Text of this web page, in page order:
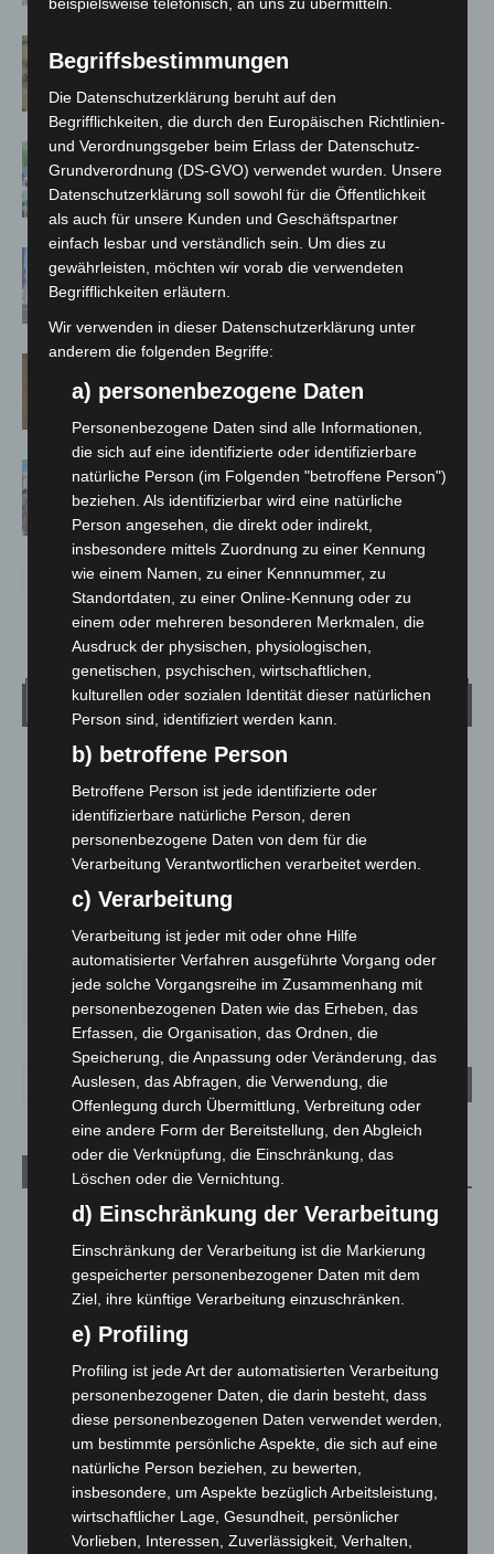
Hannover Klassik Open Air 2026:
Französische Oper im Maschpark
Blaulichtmeile Langenhagen 2026:
Polizei, Feuerwehr und Rettung
hautnah erleben
Haus der Jugend lädt zum Wünsche-
Freitag in Langenhagen ein
Late-Zoo im Erlebnis-Zoo Hannover:
Sommerabend mit The Ellingtones
Landesgartenschau Bad Nenndorf
erreicht Halbzeit mit 350.000
Besuchen
Wetter
LANGENHAGEN
Klarer Himmel
20.3°C
59% 1.8m/s 5%
SO.
33°
MO.
27°
DI.
24°
MI.
27°
DO.
31
Aktuelle Beiträge
Kunst trifft Weingenuss: Barbara-Susann Mehring zeigt ihre
A2: Zweite Turbobaustelle startet zwischen Hannover-West
und Bothfeld
Niedersachsen: Feuerwehrkräfte kehren nach
Waldbrandeinsatz aus Spanien zurück
7. August 2026
Hannover: Erste Tigermücken-Population in Niedersachsen
entdeckt
7. August 2026
Begriffsbestimmungen
Die Datenschutzerklärung beruht auf den
Begrifflichkeiten, die durch den Europäischen Richtlinien-
und Verordnungsgeber beim Erlass der Datenschutz-
Grundverordnung (DS-GVO) verwendet wurden. Unsere
Datenschutzerklärung soll sowohl für die Öffentlichkeit
als auch für unsere Kunden und Geschäftspartner
einfach lesbar und verständlich sein. Um dies zu
gewährleisten, möchten wir vorab die verwendeten
Begrifflichkeiten erläutern.
Wir verwenden in dieser Datenschutzerklärung unter
anderem die folgenden Begriffe:
a) personenbezogene Daten
Personenbezogene Daten sind alle Informationen,
die sich auf eine identifizierte oder identifizierbare
natürliche Person (im Folgenden "betroffene Person")
beziehen. Als identifizierbar wird eine natürliche
Person angesehen, die direkt oder indirekt,
insbesondere mittels Zuordnung zu einer Kennung
wie einem Namen, zu einer Kennnummer, zu
Standortdaten, zu einer Online-Kennung oder zu
einem oder mehreren besonderen Merkmalen, die
Ausdruck der physischen, physiologischen,
genetischen, psychischen, wirtschaftlichen,
kulturellen oder sozialen Identität dieser natürlichen
Person sind, identifiziert werden kann.
b) betroffene Person
Betroffene Person ist jede identifizierte oder
identifizierbare natürliche Person, deren
personenbezogene Daten von dem für die
Verarbeitung Verantwortlichen verarbeitet werden.
c) Verarbeitung
Verarbeitung ist jeder mit oder ohne Hilfe
automatisierter Verfahren ausgeführte Vorgang oder
jede solche Vorgangsreihe im Zusammenhang mit
personenbezogenen Daten wie das Erheben, das
Erfassen, die Organisation, das Ordnen, die
Speicherung, die Anpassung oder Veränderung, das
Auslesen, das Abfragen, die Verwendung, die
Offenlegung durch Übermittlung, Verbreitung oder
eine andere Form der Bereitstellung, den Abgleich
oder die Verknüpfung, die Einschränkung, das
Löschen oder die Vernichtung.
d) Einschränkung der Verarbeitung
Einschränkung der Verarbeitung ist die Markierung
gespeicherter personenbezogener Daten mit dem
Ziel, ihre künftige Verarbeitung einzuschränken.
e) Profiling
Profiling ist jede Art der automatisierten Verarbeitung
personenbezogener Daten, die darin besteht, dass
diese personenbezogenen Daten verwendet werden,
um bestimmte persönliche Aspekte, die sich auf eine
natürliche Person beziehen, zu bewerten,
insbesondere, um Aspekte bezüglich Arbeitsleistung,
wirtschaftlicher Lage, Gesundheit, persönlicher
Vorlieben, Interessen, Zuverlässigkeit, Verhalten,